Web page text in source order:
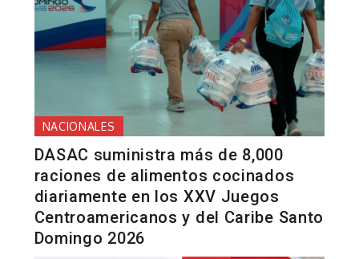
NACIONALES
DASAC suministra más de 8,000
raciones de alimentos cocinados
diariamente en los XXV Juegos
Centroamericanos y del Caribe Santo
Domingo 2026